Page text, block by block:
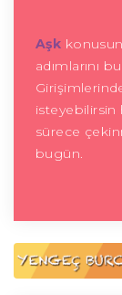
Aşk
adımlarını
sürece
bugün.